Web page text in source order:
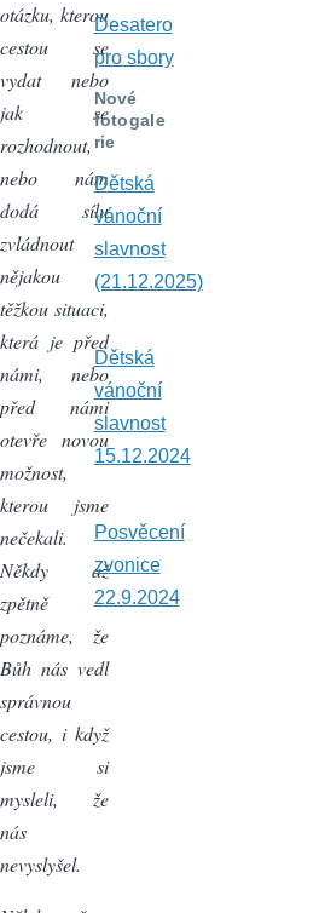
otázku, kterou
cestou se
vydat nebo
jak se
rozhodnout,
nebo nám
dodá sílu
zvládnout
nějakou
těžkou situaci,
která je před
námi, nebo
před námi
otevře novou
možnost,
kterou jsme
nečekali.
Někdy až
zpětně
poznáme, že
Bůh nás vedl
správnou
cestou, i když
jsme si
mysleli, že
nás
nevyslyšel.
Desatero
pro sbory
Nové
fotogale
rie
Dětská
vánoční
slavnost
(21.12.2025)
Dětská
vánoční
slavnost
15.12.2024
Posvěcení
zvonice
22.9.2024